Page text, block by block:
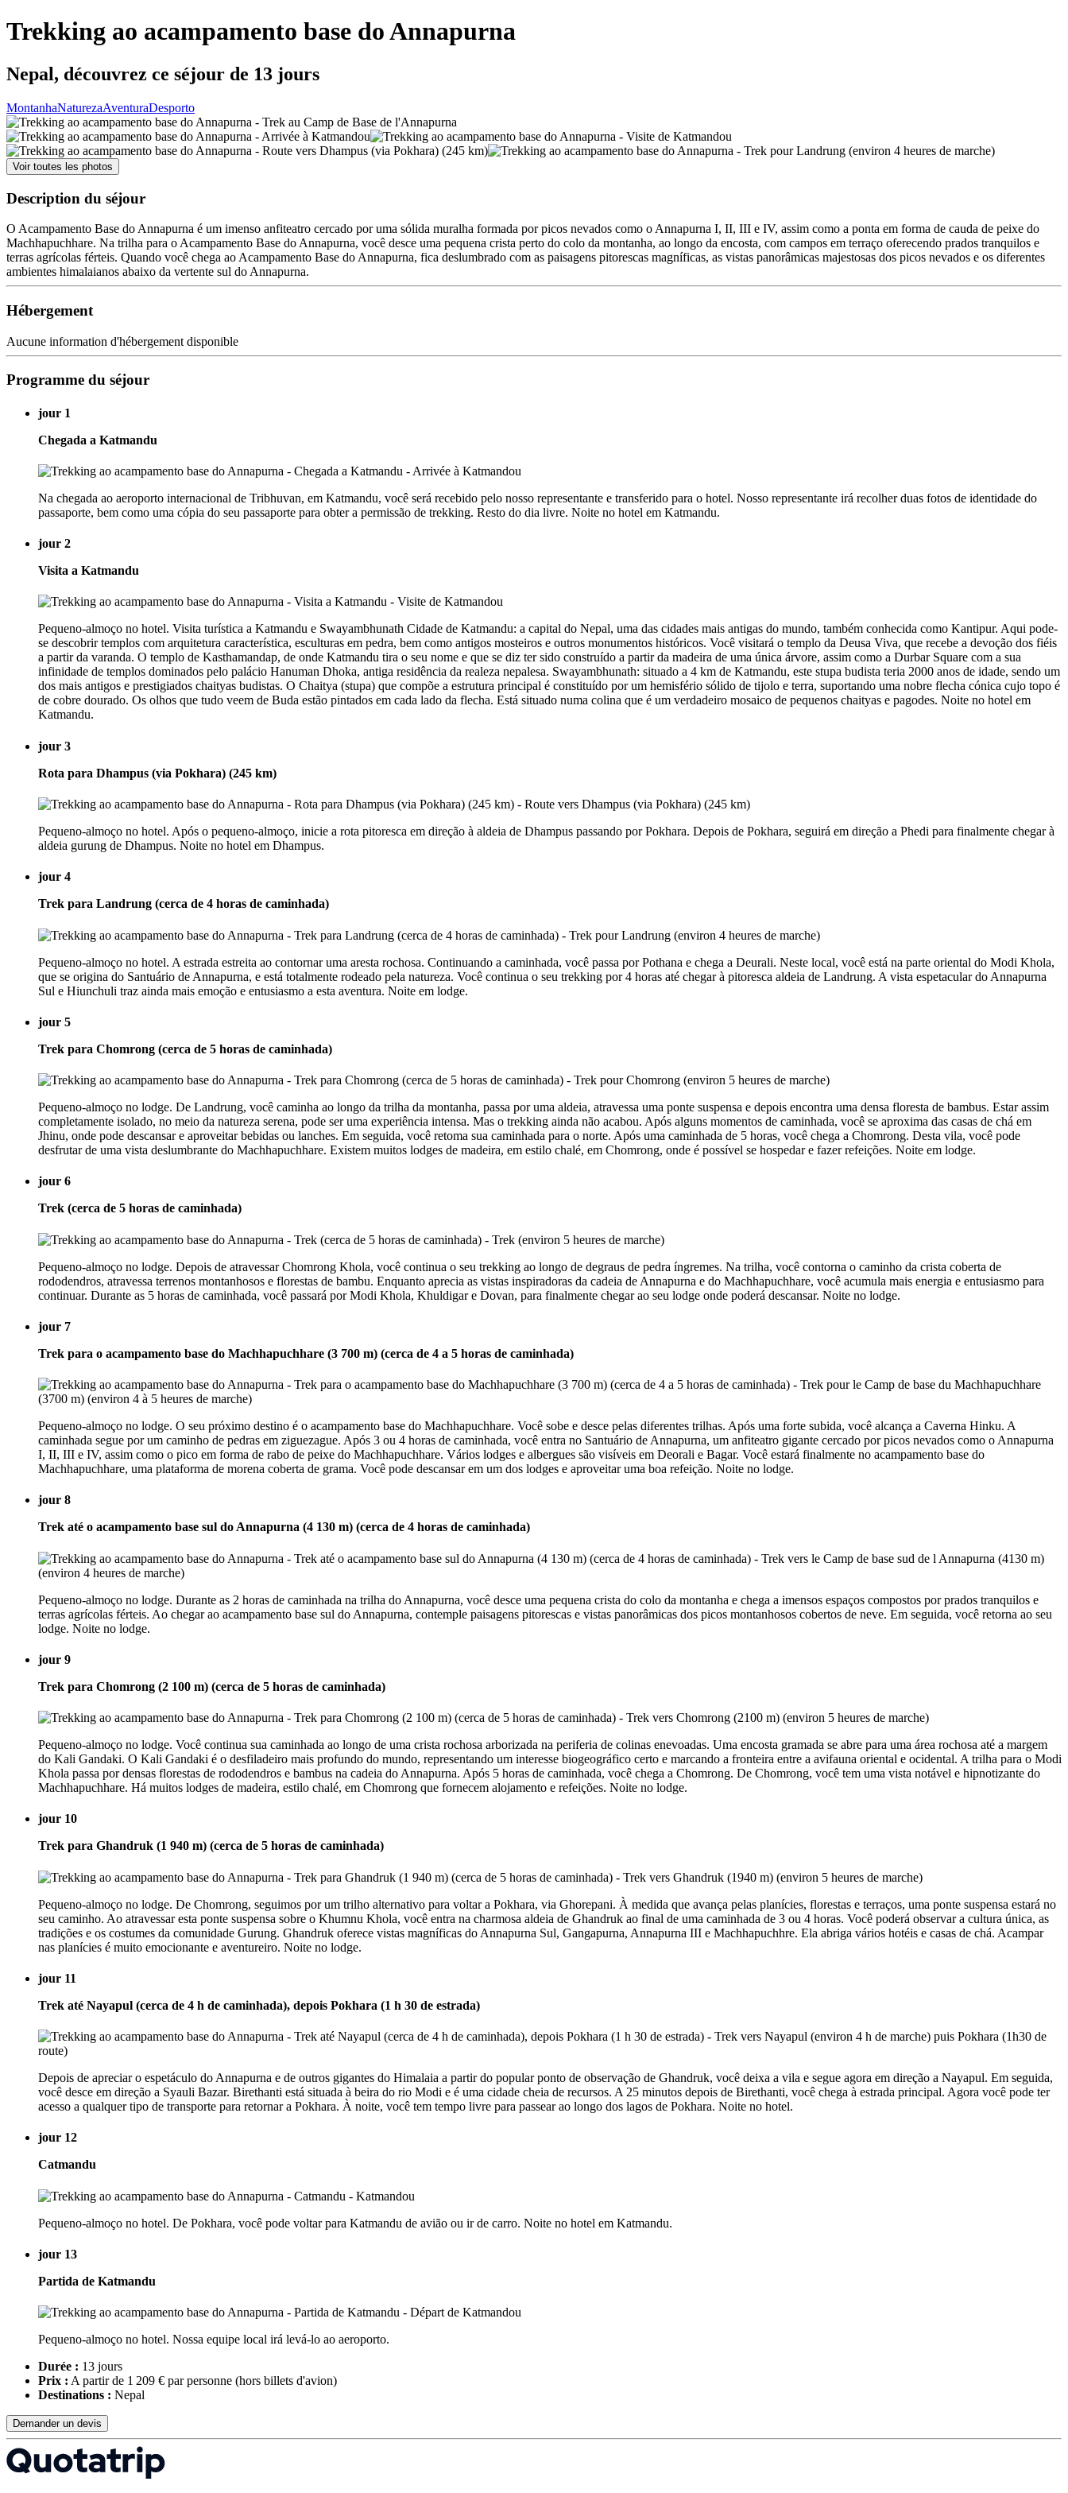
Trekking ao acampamento base do Annapurna
Nepal, découvrez ce séjour de 13 jours
MontanhaNaturezaAventuraDesporto
Voir toutes les photos
Description du séjour
O Acampamento Base do Annapurna é um imenso anfiteatro cercado por uma sólida muralha formada por picos nevados como o Annapurna I, II, III e IV, assim como a ponta em forma de cauda de peixe do
Machhapuchhare. Na trilha para o Acampamento Base do Annapurna, você desce uma pequena crista perto do colo da montanha, ao longo da encosta, com campos em terraço oferecendo prados tranquilos e
terras agrícolas férteis. Quando você chega ao Acampamento Base do Annapurna, fica deslumbrado com as paisagens pitorescas magníficas, as vistas panorâmicas majestosas dos picos nevados e os diferentes
ambientes himalaianos abaixo da vertente sul do Annapurna.
Hébergement
Aucune information d'hébergement disponible
Programme du séjour
jour 1
Chegada a Katmandu
Na chegada ao aeroporto internacional de Tribhuvan, em Katmandu, você será recebido pelo nosso representante e transferido para o hotel. Nosso representante irá recolher duas fotos de identidade do
passaporte, bem como uma cópia do seu passaporte para obter a permissão de trekking. Resto do dia livre. Noite no hotel em Katmandu.
jour 2
Visita a Katmandu
Pequeno-almoço no hotel. Visita turística a Katmandu e Swayambhunath Cidade de Katmandu: a capital do Nepal, uma das cidades mais antigas do mundo, também conhecida como Kantipur. Aqui pode-
se descobrir templos com arquitetura característica, esculturas em pedra, bem como antigos mosteiros e outros monumentos históricos. Você visitará o templo da Deusa Viva, que recebe a devoção dos fiéis
a partir da varanda. O templo de Kasthamandap, de onde Katmandu tira o seu nome e que se diz ter sido construído a partir da madeira de uma única árvore, assim como a Durbar Square com a sua
infinidade de templos dominados pelo palácio Hanuman Dhoka, antiga residência da realeza nepalesa. Swayambhunath: situado a 4 km de Katmandu, este stupa budista teria 2000 anos de idade, sendo um
dos mais antigos e prestigiados chaityas budistas. O Chaitya (stupa) que compõe a estrutura principal é constituído por um hemisfério sólido de tijolo e terra, suportando uma nobre flecha cónica cujo topo é
de cobre dourado. Os olhos que tudo veem de Buda estão pintados em cada lado da flecha. Está situado numa colina que é um verdadeiro mosaico de pequenos chaityas e pagodes. Noite no hotel em
Katmandu.
jour 3
Rota para Dhampus (via Pokhara) (245 km)
Pequeno-almoço no hotel. Após o pequeno-almoço, inicie a rota pitoresca em direção à aldeia de Dhampus passando por Pokhara. Depois de Pokhara, seguirá em direção a Phedi para finalmente chegar à
aldeia gurung de Dhampus. Noite no hotel em Dhampus.
jour 4
Trek para Landrung (cerca de 4 horas de caminhada)
Pequeno-almoço no hotel. A estrada estreita ao contornar uma aresta rochosa. Continuando a caminhada, você passa por Pothana e chega a Deurali. Neste local, você está na parte oriental do Modi Khola,
que se origina do Santuário de Annapurna, e está totalmente rodeado pela natureza. Você continua o seu trekking por 4 horas até chegar à pitoresca aldeia de Landrung. A vista espetacular do Annapurna
Sul e Hiunchuli traz ainda mais emoção e entusiasmo a esta aventura. Noite em lodge.
jour 5
Trek para Chomrong (cerca de 5 horas de caminhada)
Pequeno-almoço no lodge. De Landrung, você caminha ao longo da trilha da montanha, passa por uma aldeia, atravessa uma ponte suspensa e depois encontra uma densa floresta de bambus. Estar assim
completamente isolado, no meio da natureza serena, pode ser uma experiência intensa. Mas o trekking ainda não acabou. Após alguns momentos de caminhada, você se aproxima das casas de chá em
Jhinu, onde pode descansar e aproveitar bebidas ou lanches. Em seguida, você retoma sua caminhada para o norte. Após uma caminhada de 5 horas, você chega a Chomrong. Desta vila, você pode
desfrutar de uma vista deslumbrante do Machhapuchhare. Existem muitos lodges de madeira, em estilo chalé, em Chomrong, onde é possível se hospedar e fazer refeições. Noite em lodge.
jour 6
Trek (cerca de 5 horas de caminhada)
Pequeno-almoço no lodge. Depois de atravessar Chomrong Khola, você continua o seu trekking ao longo de degraus de pedra íngremes. Na trilha, você contorna o caminho da crista coberta de
rododendros, atravessa terrenos montanhosos e florestas de bambu. Enquanto aprecia as vistas inspiradoras da cadeia de Annapurna e do Machhapuchhare, você acumula mais energia e entusiasmo para
continuar. Durante as 5 horas de caminhada, você passará por Modi Khola, Khuldigar e Dovan, para finalmente chegar ao seu lodge onde poderá descansar. Noite no lodge.
jour 7
Trek para o acampamento base do Machhapuchhare (3 700 m) (cerca de 4 a 5 horas de caminhada)
Pequeno-almoço no lodge. O seu próximo destino é o acampamento base do Machhapuchhare. Você sobe e desce pelas diferentes trilhas. Após uma forte subida, você alcança a Caverna Hinku. A
caminhada segue por um caminho de pedras em ziguezague. Após 3 ou 4 horas de caminhada, você entra no Santuário de Annapurna, um anfiteatro gigante cercado por picos nevados como o Annapurna
I, II, III e IV, assim como o pico em forma de rabo de peixe do Machhapuchhare. Vários lodges e albergues são visíveis em Deorali e Bagar. Você estará finalmente no acampamento base do
Machhapuchhare, uma plataforma de morena coberta de grama. Você pode descansar em um dos lodges e aproveitar uma boa refeição. Noite no lodge.
jour 8
Trek até o acampamento base sul do Annapurna (4 130 m) (cerca de 4 horas de caminhada)
Pequeno-almoço no lodge. Durante as 2 horas de caminhada na trilha do Annapurna, você desce uma pequena crista do colo da montanha e chega a imensos espaços compostos por prados tranquilos e
terras agrícolas férteis. Ao chegar ao acampamento base sul do Annapurna, contemple paisagens pitorescas e vistas panorâmicas dos picos montanhosos cobertos de neve. Em seguida, você retorna ao seu
lodge. Noite no lodge.
jour 9
Trek para Chomrong (2 100 m) (cerca de 5 horas de caminhada)
Pequeno-almoço no lodge. Você continua sua caminhada ao longo de uma crista rochosa arborizada na periferia de colinas enevoadas. Uma encosta gramada se abre para uma área rochosa até a margem
do Kali Gandaki. O Kali Gandaki é o desfiladeiro mais profundo do mundo, representando um interesse biogeográfico certo e marcando a fronteira entre a avifauna oriental e ocidental. A trilha para o Modi
Khola passa por densas florestas de rododendros e bambus na cadeia do Annapurna. Após 5 horas de caminhada, você chega a Chomrong. De Chomrong, você tem uma vista notável e hipnotizante do
Machhapuchhare. Há muitos lodges de madeira, estilo chalé, em Chomrong que fornecem alojamento e refeições. Noite no lodge.
jour 10
Trek para Ghandruk (1 940 m) (cerca de 5 horas de caminhada)
Pequeno-almoço no lodge. De Chomrong, seguimos por um trilho alternativo para voltar a Pokhara, via Ghorepani. À medida que avança pelas planícies, florestas e terraços, uma ponte suspensa estará no
seu caminho. Ao atravessar esta ponte suspensa sobre o Khumnu Khola, você entra na charmosa aldeia de Ghandruk ao final de uma caminhada de 3 ou 4 horas. Você poderá observar a cultura única, as
tradições e os costumes da comunidade Gurung. Ghandruk oferece vistas magníficas do Annapurna Sul, Gangapurna, Annapurna III e Machhapuchhre. Ela abriga vários hotéis e casas de chá. Acampar
nas planícies é muito emocionante e aventureiro. Noite no lodge.
jour 11
Trek até Nayapul (cerca de 4 h de caminhada), depois Pokhara (1 h 30 de estrada)
Depois de apreciar o espetáculo do Annapurna e de outros gigantes do Himalaia a partir do popular ponto de observação de Ghandruk, você deixa a vila e segue agora em direção a Nayapul. Em seguida,
você desce em direção a Syauli Bazar. Birethanti está situada à beira do rio Modi e é uma cidade cheia de recursos. A 25 minutos depois de Birethanti, você chega à estrada principal. Agora você pode ter
acesso a qualquer tipo de transporte para retornar a Pokhara. À noite, você tem tempo livre para passear ao longo dos lagos de Pokhara. Noite no hotel.
jour 12
Catmandu
Pequeno-almoço no hotel. De Pokhara, você pode voltar para Katmandu de avião ou ir de carro. Noite no hotel em Katmandu.
jour 13
Partida de Katmandu
Pequeno-almoço no hotel. Nossa equipe local irá levá-lo ao aeroporto.
Durée : 13 jours
Prix : A partir de 1 209 € par personne (hors billets d'avion)
Destinations : Nepal
Demander un devis